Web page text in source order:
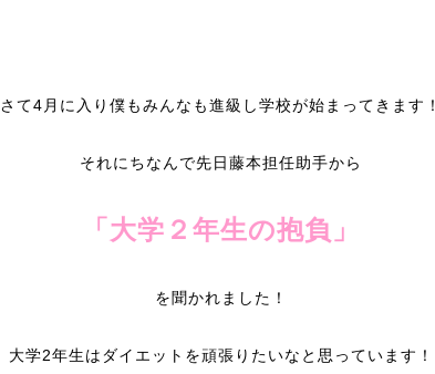
さて4月に入り僕もみんなも進級し学校が始まってきます！
それにちなんで先日藤本担任助手から
「大学２年生の抱負」
を聞かれました！
大学2年生はダイエットを頑張りたいなと思っています！